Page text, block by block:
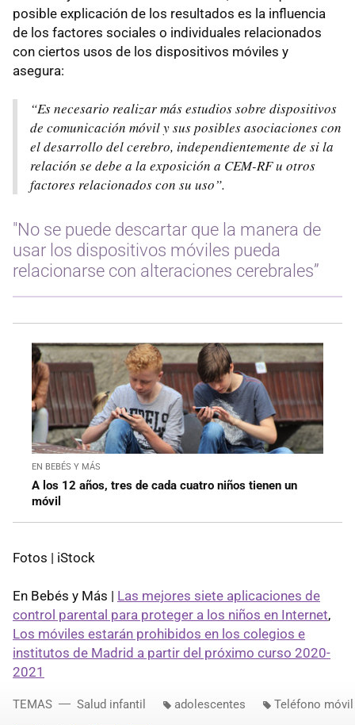
posible explicación de los resultados es la influencia
de los factores sociales o individuales relacionados
con ciertos usos de los dispositivos móviles y
asegura:
“Es necesario realizar más estudios sobre dispositivos
de comunicación móvil y sus posibles asociaciones con
el desarrollo del cerebro, independientemente de si la
relación se debe a la exposición a CEM-RF u otros
factores relacionados con su uso”.
"No se puede descartar que la manera de
usar los dispositivos móviles pueda
relacionarse con alteraciones cerebrales”
EN BEBÉS Y MÁS
A los 12 años, tres de cada cuatro niños tienen un
móvil
Fotos | iStock
En Bebés y Más | Las mejores siete aplicaciones de
control parental para proteger a los niños en Internet,
Los móviles estarán prohibidos en los colegios e
institutos de Madrid a partir del próximo curso 2020-
2021
TEMAS Salud infantil adolescentes Teléfono móvil